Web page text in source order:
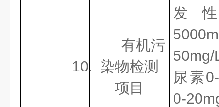
10.
有机污
染物检测
项目
发
尿素
0-